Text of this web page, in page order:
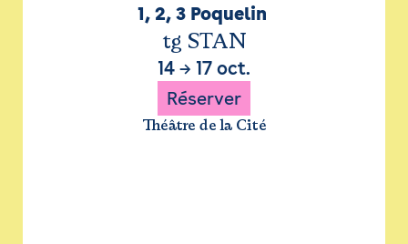
1, 2, 3 Poquelin
tg STAN
14 → 17 oct.
Réserver
Théâtre de la Cité